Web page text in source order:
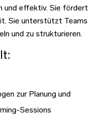
und effektiv. Sie fördert
Sie unterstützt Teams
und zu strukturieren.
zur Planung und
Sessions